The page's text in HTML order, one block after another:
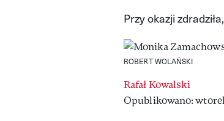
Przy okazji
ROBERT WOLAŃSKI
Rafał Kowalski
Opublikowano: